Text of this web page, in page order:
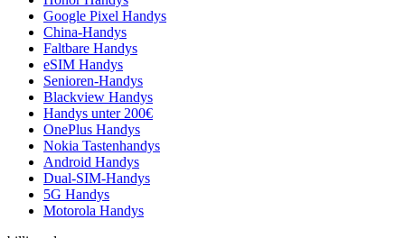
Google Pixel Handys
China-Handys
Faltbare Handys
eSIM Handys
Senioren-Handys
Blackview Handys
Handys unter 200€
OnePlus Handys
Nokia Tastenhandys
Android Handys
Dual-SIM-Handys
5G Handys
Motorola Handys